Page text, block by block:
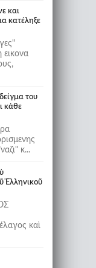
και
κατέληξε
του
κάθε
κ...
Ἑλληνικοῦ
καὶ